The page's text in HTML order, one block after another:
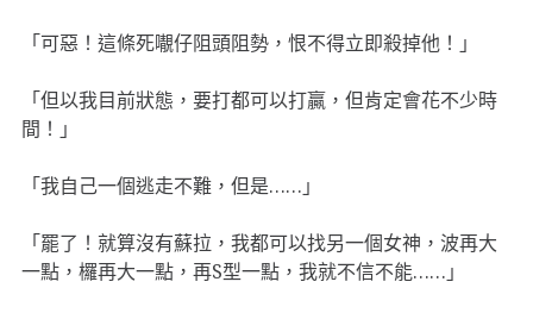
「可惡！這條死𡃁仔阻頭阻勢，恨不得立即殺掉他！」
「但以我目前狀態，要打都可以打贏，但肯定會花不少時
間！」
「我自己一個逃走不難，但是……」
「罷了！就算沒有蘇拉，我都可以找另一個女神，波再大
一點，欏再大一點，再S型一點，我就不信不能……」